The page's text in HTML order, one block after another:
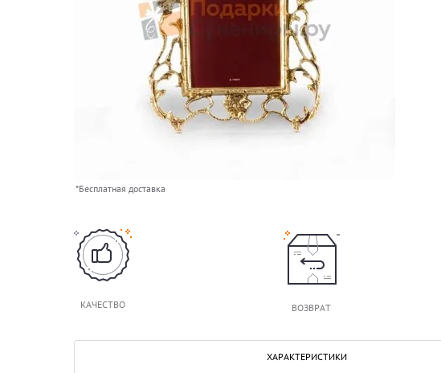
*Бесплатная доставка
КАЧЕСТВО ВОЗВРАТ
ХАРАКТЕРИСТИКИ